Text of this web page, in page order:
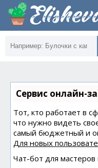
Сервис онлайн-
Тот, кто работает в
что нужно видеть
самый бюджетный и
Для новых
Чат-бот для